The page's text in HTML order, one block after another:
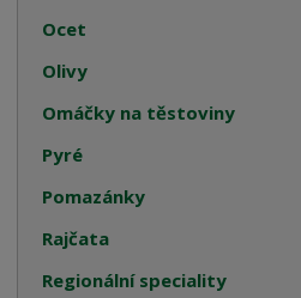
Ocet
Olivy
Omáčky na těstoviny
Pyré
Pomazánky
Rajčata
Regionální speciality